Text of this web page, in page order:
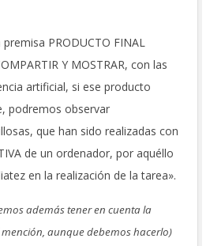
PRODUCTO FINAL
Y MOSTRAR, con las
artificial, si ese producto
podremos observar
que han sido realizadas con
de un ordenador, por aquéllo
en la realización de la tarea».
además tener en cuenta la
aunque debemos hacerlo)